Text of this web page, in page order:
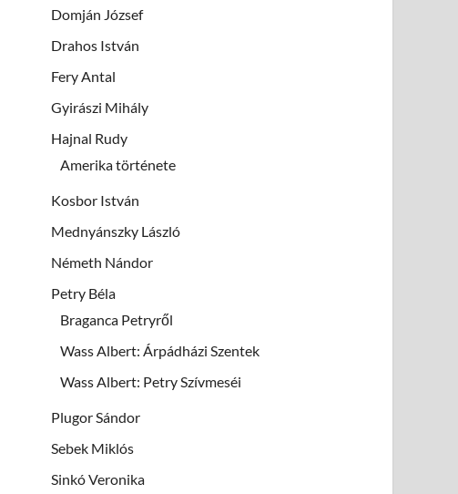
Domján József
Drahos István
Fery Antal
Gyirászi Mihály
Hajnal Rudy
Amerika története
Kosbor István
Mednyánszky László
Németh Nándor
Petry Béla
Braganca Petryről
Wass Albert: Árpádházi Szentek
Wass Albert: Petry Szívmeséi
Plugor Sándor
Sebek Miklós
Sinkó Veronika